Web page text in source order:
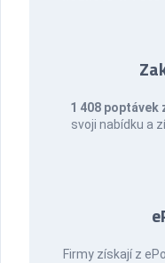
1 408 poptávek
svoji nabídku a
Firmy získají z